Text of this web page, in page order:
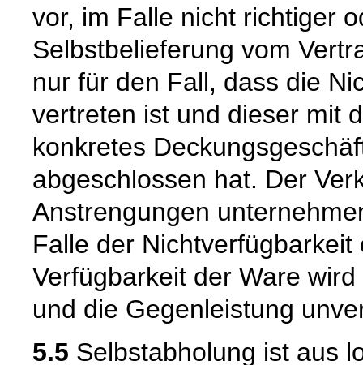
vor, im Falle nicht richtiger
Selbstbelieferung vom
nur für den Fall, dass die
vertreten ist und dieser mit
konkretes
abgeschlossen hat. Der
Anstrengungen
Falle der
Verfügbarkeit der Ware
und die Gegenleistung
5.5 Selbstabholung ist aus